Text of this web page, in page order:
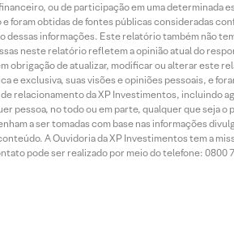
ou de participação em uma
foram obtidas de fontes públicas consideradas
informações. Este relatório também não
neste relatório refletem a opinião atual do
obrigação de atualizar, modificar ou alterar este
e exclusiva, suas visões e opiniões pessoais, e
relacionamento da XP Investimentos, incluindo
pessoa, no todo ou em parte, qualquer que
a ser tomadas com base nas informações
A Ouvidoria da XP Investimentos tem a
pode ser realizado por meio do telefone: